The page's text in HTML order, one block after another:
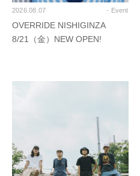
2026.08.07 - Event
OVERRIDE NISHIGINZA
8/21（金）NEW OPEN!